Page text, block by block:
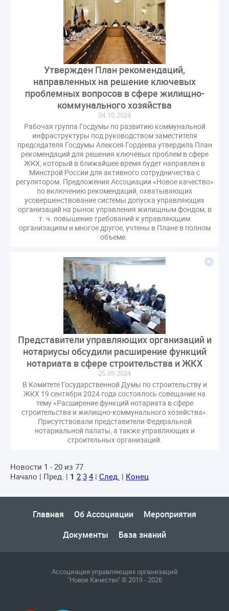
Утвержден План рекомендаций,
направленных на решение ключевых
проблемных вопросов в сфере жилищно-
коммунального хозяйства
04.10.2024
Рабочая группа Госдумы по развитию коммунальной
инфраструктуры под руководством заместителя
председателя Госдумы Алексея Гордеева утвердила План
рекомендаций для решения ключевых проблем в сфере
ЖКХ, который в ближайшее время будет направлен в
Минстрой России для активного сотрудничества с
регулятором. Предложения Ассоциации «Новое качество»
по включению рекомендаций, охватывающих
усовершенствование системы допуска управляющих
организаций на рынок управления жилищным фондом, в
т. ч. повышение требований к управляющим
организациям и многое другое, учтены в Плане в полном
объеме.
Представители управляющих организаций и
нотариусы обсудили расширение функций
нотариата в сфере строительства и ЖКХ
25.09.2024
В Комитете Государственной Думы по строительству и
ЖКХ 19 сентября 2024 года состоялось совещание на
тему «Расширение функций нотариата в сфере
строительства и жилищно-коммунального хозяйства».
Присутствовали представители Федеральной
нотариальной палаты, а также управляющих и
строительных организаций.
Новости 1 - 20 из 77
Начало | Пред. | 1 2 3 4| След. | Конец
Главная Об Ассоциации
Мероприятия
Документы
База знаний
Ассоциация управляющих организаций
"Новое Качество" © 2019 - 2026